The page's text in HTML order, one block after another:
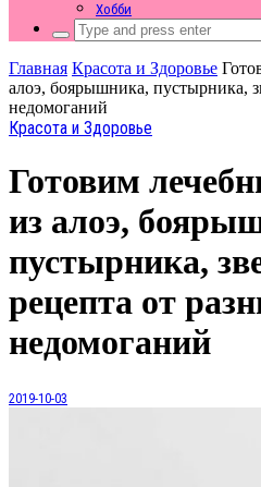
Хобби
Search
for:
Главная Красота и Здоровье
алоэ, боярышника, пустырника,
недомоганий
Красота и Здоровье
Готовим
из алоэ,
пустырника,
рецепта от
недомоганий
2019-10-03